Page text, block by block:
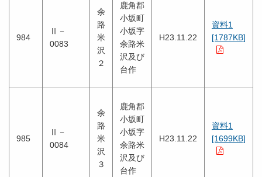
984
Ⅱ－
0083
余
路
米
沢
２
鹿角郡
小坂町
小坂字
余路米
沢及び
台作
H23.11.22
資料1
[1787KB]
985
Ⅱ－
0084
余
路
米
沢
３
鹿角郡
小坂町
小坂字
余路米
沢及び
台作
H23.11.22
資料1
[1699KB]